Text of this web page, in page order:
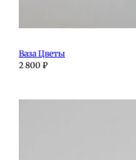
Ваза Цветы
2 800 ₽